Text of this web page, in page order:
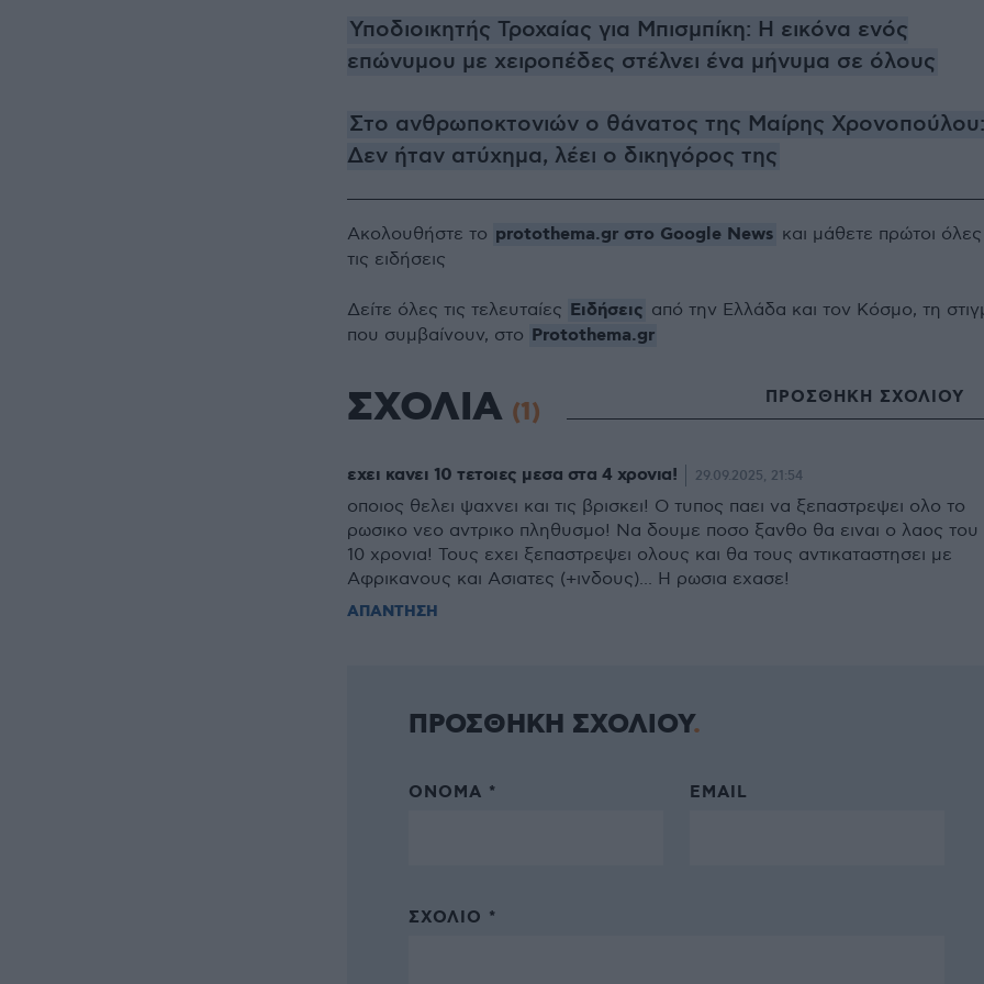
Υποδιοικητής Τροχαίας για Μπισμπίκη: Η εικόνα ενός
επώνυμου με χειροπέδες στέλνει ένα μήνυμα σε όλους
Στο ανθρωποκτονιών ο θάνατος της Μαίρης Χρονοπούλου:
Δεν ήταν ατύχημα, λέει ο δικηγόρος της
Ακολουθήστε το protothema.gr στο Google News και μάθετε πρώτοι όλες
τις ειδήσεις
Δείτε όλες τις τελευταίες Ειδήσεις από την Ελλάδα και τον Κόσμο, τη
που συμβαίνουν, στο Protothema.gr
ΣΧΟΛΙΑ (1) ΠΡΟΣΘΗΚΗ ΣΧΟΛΙΟΥ
εχει κανει 10 τετοιες μεσα στα 4 χρονια! 29.09.2025, 21:54
οποιος θελει ψαχνει και τις βρισκει! Ο τυπος παει να ξεπαστρεψει ολο το
ρωσικο νεο αντρικο πληθυσμο! Να δουμε ποσο ξανθο θα ειναι ο λαος του
10 χρονια! Τους εχει ξεπαστρεψει ολους και θα τους αντικαταστησει με
Αφρικανους και Ασιατες (+ινδους)... Η ρωσια εχασε!
ΑΠΑΝΤΗΣΗ
ΠΡΟΣΘΗΚΗ ΣΧΟΛΙΟΥ
ΌΝΟΜΑ * EMAIL
ΣΧΌΛΙΟ *